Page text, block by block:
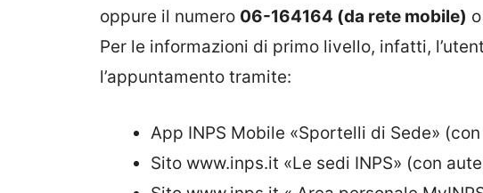
oppure il numero 06-164164 (da rete mobile)
Per le informazioni di primo livello, infatti,
l’appuntamento tramite:
App INPS Mobile «Sportelli di Sede»
Sito www.inps.it «Le sedi INPS» (con